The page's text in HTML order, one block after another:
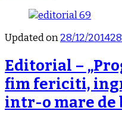
Updated on28/12/2014
Editorial –
fim fericiti,
intr-o mare de